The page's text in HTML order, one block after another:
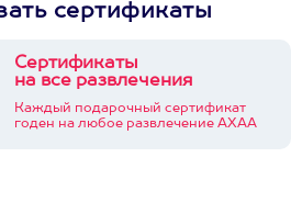
сертификаты
Сертификаты
на все развлечения
Каждый подарочный сертификат
годен на любое развлечение АХАА